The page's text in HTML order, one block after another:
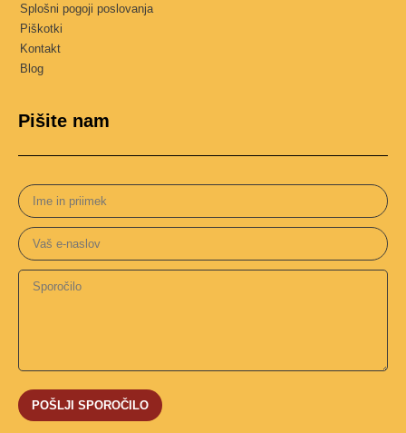
Splošni pogoji poslovanja
Piškotki
Kontakt
Blog
Pišite nam